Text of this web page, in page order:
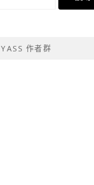
YASS 作者群